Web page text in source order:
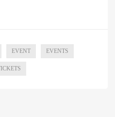
EVENT EVENTS